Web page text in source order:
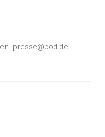
presse@bod.de